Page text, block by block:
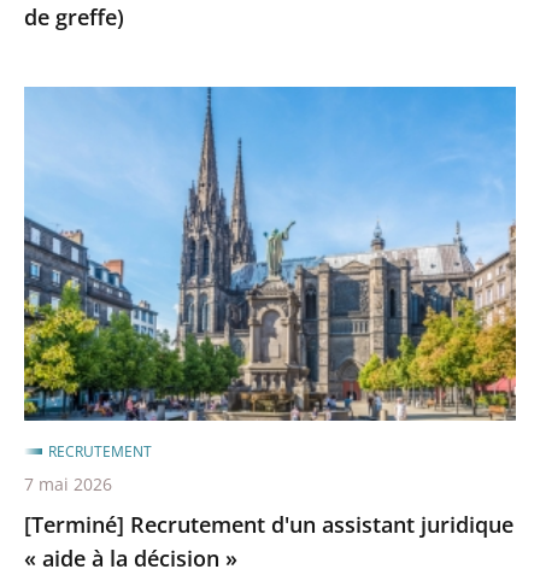
de greffe)
juridique
«
aide
à
la
décision
[Terminé] Recrutement d'un assistant juridique
« aide à la décision »
RECRUTEMENT
7 mai 2026